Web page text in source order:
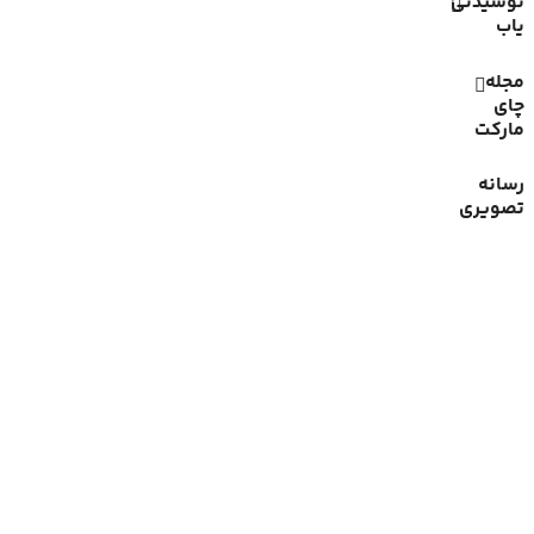
یاب
مجله
چای
مارکت
رسانه
تصویری